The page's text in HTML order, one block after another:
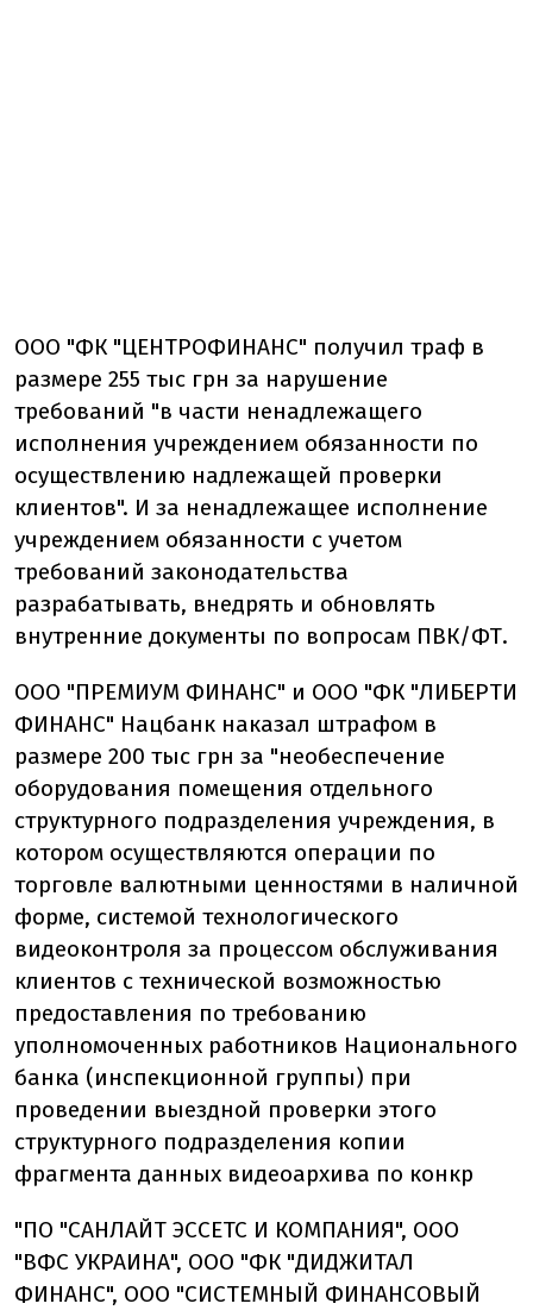
ООО "ФК "ЦЕНТРОФИНАНС" получил траф в
размере 255 тыс грн за нарушение
требований "в части ненадлежащего
исполнения учреждением обязанности по
осуществлению надлежащей проверки
клиентов". И за ненадлежащее исполнение
учреждением обязанности с учетом
требований законодательства
разрабатывать, внедрять и обновлять
внутренние документы по вопросам ПВК/ФТ.
ООО "ПРЕМИУМ ФИНАНС" и ООО "ФК "ЛИБЕРТИ
ФИНАНС" Нацбанк наказал штрафом в
размере 200 тыс грн за "необеспечение
оборудования помещения отдельного
структурного подразделения учреждения, в
котором осуществляются операции по
торговле валютными ценностями в наличной
форме, системой технологического
видеоконтроля за процессом обслуживания
клиентов с технической возможностью
предоставления по требованию
уполномоченных работников Национального
банка (инспекционной группы) при
проведении выездной проверки этого
структурного подразделения копии
фрагмента данных видеоархива по конкр
"ПО "САНЛАЙТ ЭССЕТС И КОМПАНИЯ", ООО
"ВФС УКРАИНА", ООО "ФК "ДИДЖИТАЛ
ФИНАНС", ООО "СИСТЕМНЫЙ ФИНАНСОВЫЙ